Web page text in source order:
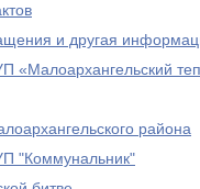
и другая
района
"Коммунальник"